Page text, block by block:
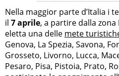
Nella maggior parte d’Italia i
il 7 aprile, a partire dalla zona
eletta una delle mete
Genova, La Spezia, Savona,
Grosseto, Livorno, Lucca,
Pesaro, Pisa, Pistoia, Prato,